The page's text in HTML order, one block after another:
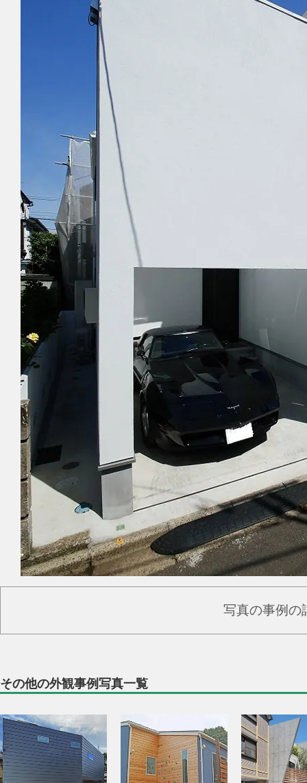
写真の事例の
その他の外観事例写真一覧